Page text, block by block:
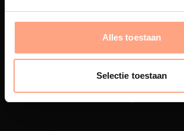
Alles toestaan
Selectie toestaan
Interieur inrichting
ontzorging van eerste schets tot